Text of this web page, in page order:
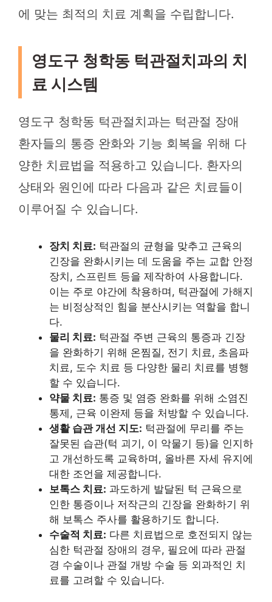
에 맞는 최적의 치료 계획을 수립합니다.
영도구 청학동 턱관절치과의 치
료 시스템
영도구 청학동 턱관절치과는 턱관절 장애
환자들의 통증 완화와 기능 회복을 위해 다
양한 치료법을 적용하고 있습니다. 환자의
상태와 원인에 따라 다음과 같은 치료들이
이루어질 수 있습니다.
장치 치료: 턱관절의 균형을 맞추고 근육의
긴장을 완화시키는 데 도움을 주는 교합 안정
장치, 스프린트 등을 제작하여 사용합니다.
이는 주로 야간에 착용하며, 턱관절에 가해지
는 비정상적인 힘을 분산시키는 역할을 합니
다.
물리 치료: 턱관절 주변 근육의 통증과 긴장
을 완화하기 위해 온찜질, 전기 치료, 초음파
치료, 도수 치료 등 다양한 물리 치료를 병행
할 수 있습니다.
약물 치료: 통증 및 염증 완화를 위해 소염진
통제, 근육 이완제 등을 처방할 수 있습니다.
생활 습관 개선 지도: 턱관절에 무리를 주는
잘못된 습관(턱 괴기, 이 악물기 등)을 인지하
고 개선하도록 교육하며, 올바른 자세 유지에
대한 조언을 제공합니다.
보톡스 치료: 과도하게 발달된 턱 근육으로
인한 통증이나 저작근의 긴장을 완화하기 위
해 보톡스 주사를 활용하기도 합니다.
수술적 치료: 다른 치료법으로 호전되지 않는
심한 턱관절 장애의 경우, 필요에 따라 관절
경 수술이나 관절 개방 수술 등 외과적인 치
료를 고려할 수 있습니다.